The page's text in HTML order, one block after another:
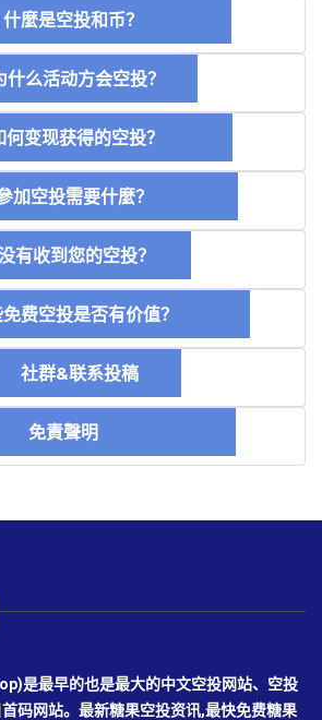
是空投和币？
什么活动方会空投？
变现获得的空投？
空投需要什麼？
有收到您的空投？
费空投是否有价值？
社群&联系投稿
責聲明
是最早的也是最大的中文空投网站、空投
码网站。最新糖果空投资讯,最快免费糖果